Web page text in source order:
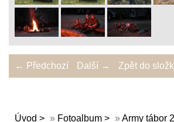
← Předchozí Další → Zpět do
Úvod » Fotoalbum »Army tábor